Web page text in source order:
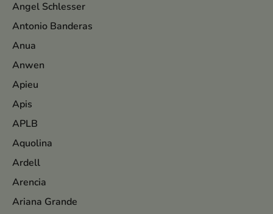
Angel Schlesser
Antonio Banderas
Anua
Anwen
Apieu
Apis
APLB
Aquolina
Ardell
Arencia
Ariana Grande